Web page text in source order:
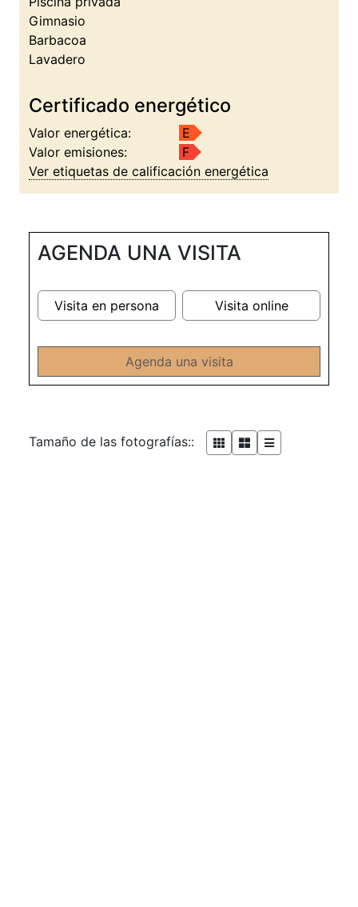
Gimnasio
Barbacoa
Lavadero
Certificado energético
Valor energética:
E
Valor emisiones:
F
Ver etiquetas de calificación energética
AGENDA UNA VISITA
Visita en persona Visita online
Agenda una visita
Tamaño de las fotografías::